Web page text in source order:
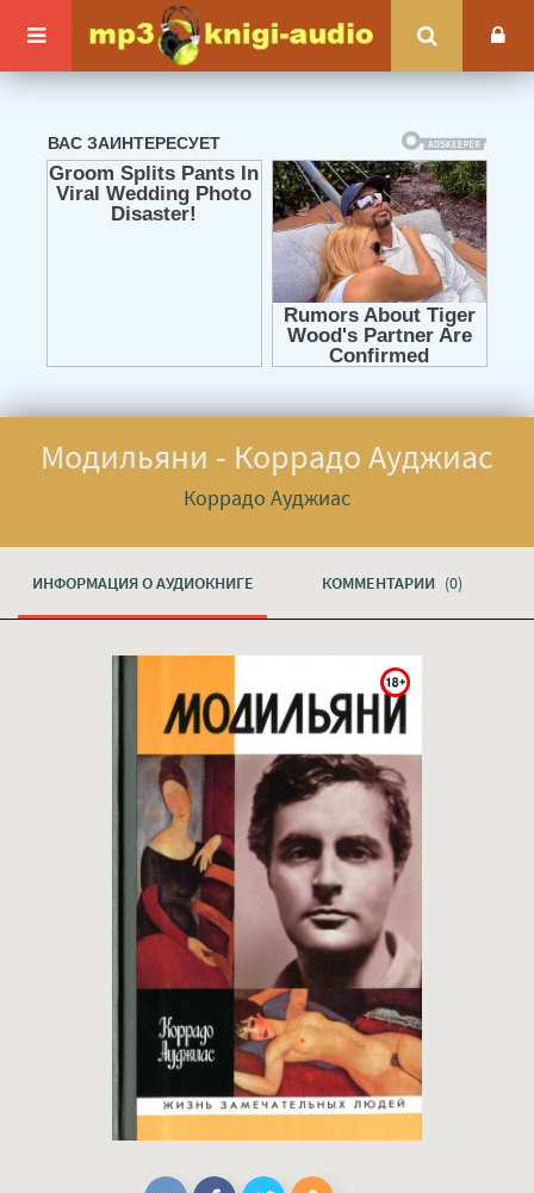
Модильяни - Коррадо Ауджиас
Коррадо Ауджиас
ИНФОРМАЦИЯ О АУДИОКНИГЕ КОММЕНТАРИИ (0)